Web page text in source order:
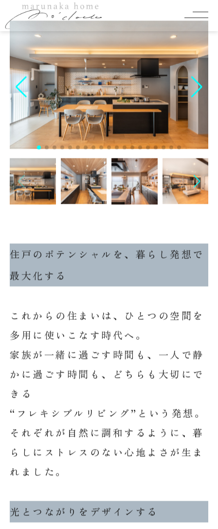
住戸のポテンシャルを、暮らし発想で
最大化する
これからの住まいは、ひとつの空間を
多用に使いこなす時代へ。
家族が一緒に過ごす時間も、一人で静
かに過ごす時間も、どちらも大切にで
きる
“フレキシブルリビング”という発想。
それぞれが自然に調和するように、暮
らしにストレスのない心地よさが生ま
れました。
光とつながりをデザインする